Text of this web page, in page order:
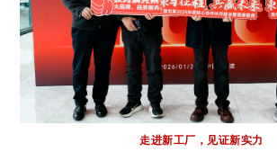
走进新工厂，见证新实力